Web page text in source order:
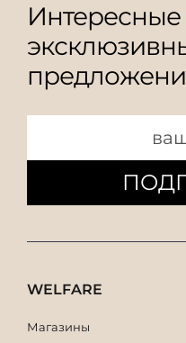
Интересные
WELFARE
Магазины